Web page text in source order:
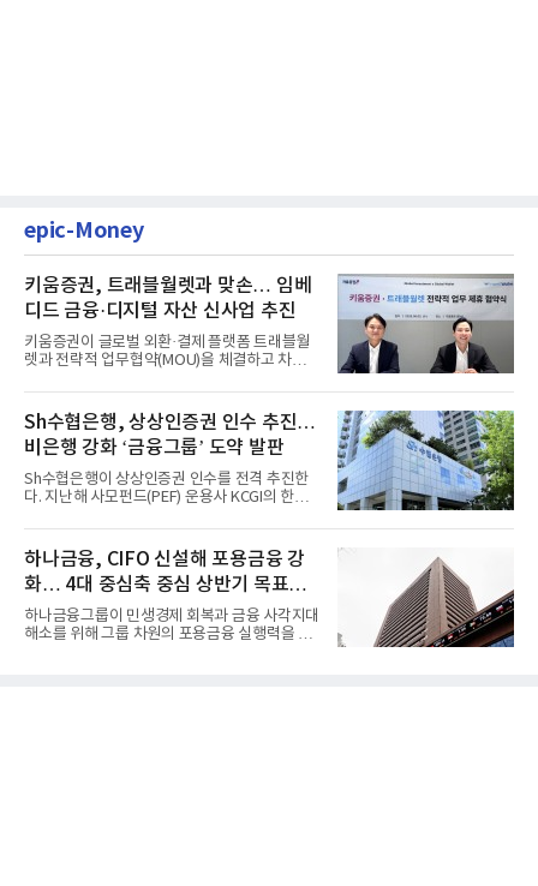
epic-Money
키움증권, 트래블월렛과 맞손… 임베
디드 금융·디지털 자산 신사업 추진
키움증권이 글로벌 외환·결제 플랫폼 트래블월
렛과 전략적 업무협약(MOU)을 체결하고 차세
Sh수협은행, 상상인증권 인수 추진…
비은행 강화 ‘금융그룹’ 도약 발판
Sh수협은행이 상상인증권 인수를 전격 추진한
다. 지난해 사모펀드(PEF) 운용사 KCGI의 한양
하나금융, CIFO 신설해 포용금융 강
화… 4대 중심축 중심 상반기 목표
60% 달성
하나금융그룹이 민생경제 회복과 금융 사각지대
해소를 위해 그룹 차원의 포용금융 실행력을 대